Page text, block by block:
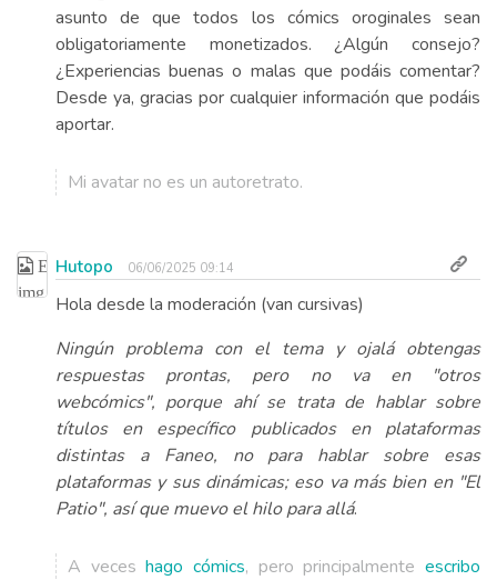
asunto de que todos los cómics oroginales sean
obligatoriamente monetizados. ¿Algún consejo?
¿Experiencias buenas o malas que podáis comentar?
Desde ya, gracias por cualquier información que podáis
aportar.
Mi avatar no es un autoretrato.
Hutopo 06/06/2025 09:14
Hola desde la moderación (van cursivas)
Ningún problema con el tema y ojalá obtengas
respuestas prontas, pero no va en "otros
webcómics", porque ahí se trata de hablar sobre
títulos en específico publicados en plataformas
distintas a Faneo, no para hablar sobre esas
plataformas y sus dinámicas; eso va más bien en "El
Patio", así que muevo el hilo para allá.
A veceshago cómics, pero principalmenteescribo